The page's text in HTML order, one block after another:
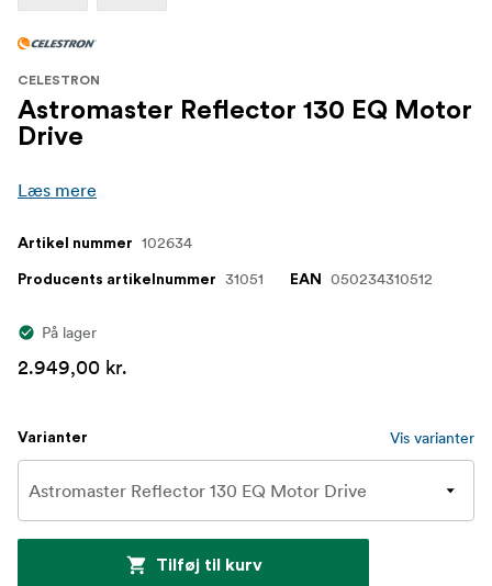
CELESTRON
Astromaster Reflector 130 EQ Motor
Drive
Læs mere
Artikel nummer 102634
Producents artikelnummer 31051 EAN 050234310512
På lager
2.949,00 kr.
Varianter Vis varianter
Tilføj til kurv